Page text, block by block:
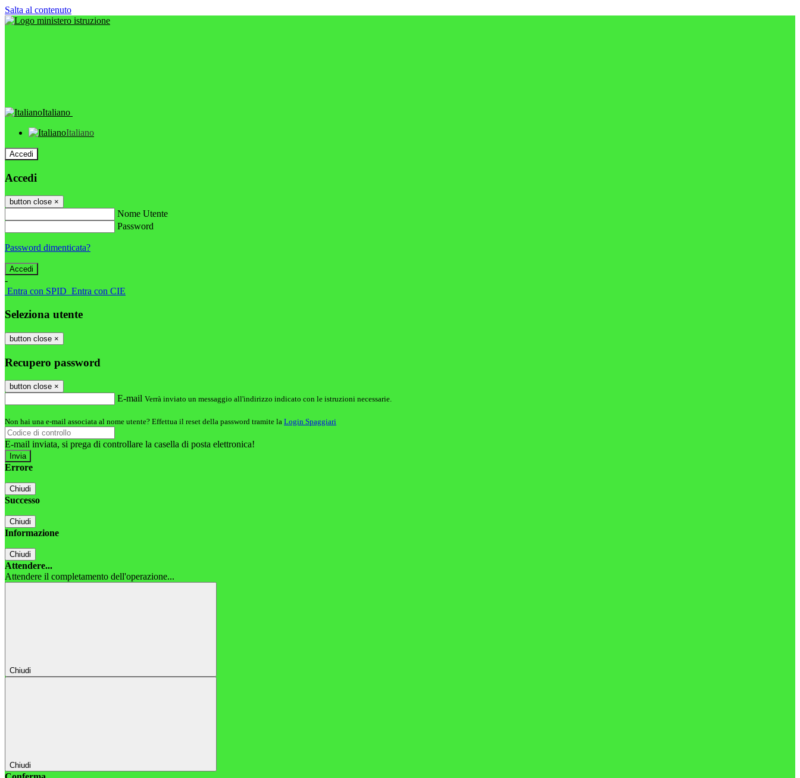
Salta al contenuto
Italiano
Italiano
Accedi
Accedi
button close ×
Nome Utente
Password
Password dimenticata?
-
Entra con SPID Entra con CIE
Seleziona utente
button close ×
Recupero password
button close ×
E-mail Verrà inviato un messaggio all'indirizzo indicato con le istruzioni necessarie.
Non hai una e-mail associata al nome utente? Effettua il reset della password tramite la Login Spaggiari
E-mail inviata, si prega di controllare la casella di posta elettronica!
Errore
Chiudi
Successo
Chiudi
Informazione
Chiudi
Attendere...
Attendere il completamento dell'operazione...
Chiudi
Chiudi